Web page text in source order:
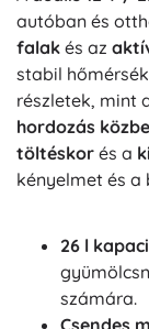
autóban és
falak és az
stabil
részletek, mint
hordozás
töltéskor és a
kényelmet és a
26 l
számára.
Csendes